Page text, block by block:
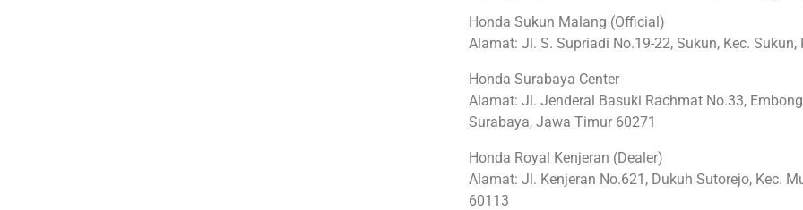
Honda Sukun Malang (Official)
Alamat: Jl. S. Supriadi No.19-22, Sukun, Kec.
Honda Surabaya Center
Alamat: Jl. Jenderal Basuki Rachmat No.33,
Surabaya, Jawa Timur 60271
Honda Royal Kenjeran (Dealer)
Alamat: Jl. Kenjeran No.621, Dukuh Sutorejo, Kec.
60113